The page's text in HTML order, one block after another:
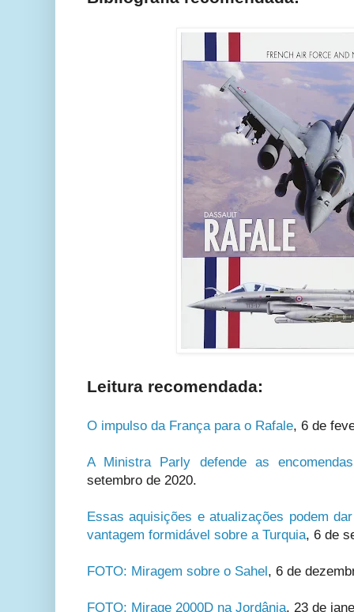
Leitura recomendada:
O impulso da França para o Rafale, 6 de
A Ministra Parly defende as
setembro de 2020.
Essas aquisições e atualizações podem
vantagem formidável sobre a Turquia, 6 de
FOTO: Miragem sobre o Sahel , 6 de
FOTO: Mirage 2000D na Jordânia, 23 de